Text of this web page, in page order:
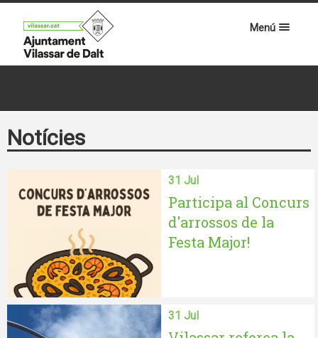
Menú
Notícies
31 Jul
Participa al Concurs
d'arrossos de la
Festa Major!
31 Jul